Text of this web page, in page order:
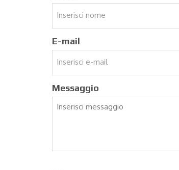
E-mail
Messaggio